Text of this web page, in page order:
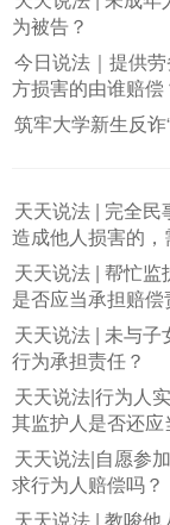
为被告？
今日说法｜提供
方损害的由谁赔偿
筑牢大学新生反诈
天天说法 | 完全
造成他人损害的，
天天说法 | 帮忙
是否应当承担赔偿
天天说法 | 未与
行为承担责任？
天天说法|行为人
其监护人是否还应
天天说法|自愿参
求行为人赔偿吗？